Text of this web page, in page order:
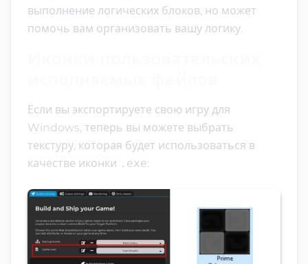
выполнение логических блоков, но может
помочь вам организовать вашу логику.
Если вы экспортируете свою игру для
Windows, теперь вы можете выбрать
текстуру, которая будет использоваться в
качестве иконки .exe: